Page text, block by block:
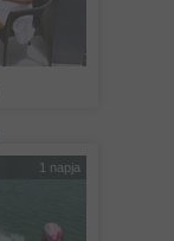
1 napja